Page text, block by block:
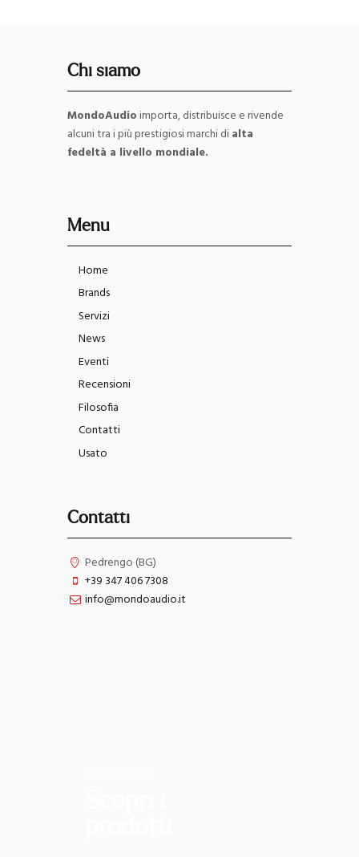
Chi siamo
MondoAudioimporta, distribuisce e rivende
alcuni tra i più prestigiosi marchi dialta
fedeltà a livello mondiale.
Menu
Home
Brands
Servizi
News
Eventi
Recensioni
Filosofia
Contatti
Usato
Contatti
Pedrengo (BG)
+39 347 406 7308
info@mondoaudio.it